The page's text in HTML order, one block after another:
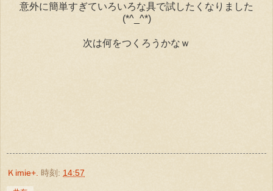
意外に簡単すぎていろいろな具で試したくなりました
(*^_^*)
次は何をつくろうかなｗ
Ｋimie+. 時刻: 14:57